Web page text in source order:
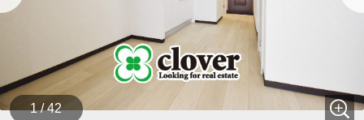
1 / 42